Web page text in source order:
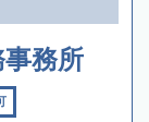
務所